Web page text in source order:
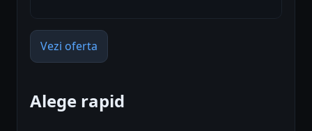
Vezi oferta
Alege rapid